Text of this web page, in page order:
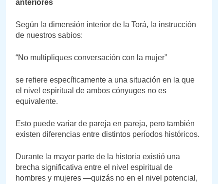
anteriores
Según la dimensión interior de la Torá, la instrucción
de nuestros sabios:
“No multipliques conversación con la mujer”
se refiere específicamente a una situación en la que
el nivel espiritual de ambos cónyuges no es
equivalente.
Esto puede variar de pareja en pareja, pero también
existen diferencias entre distintos períodos históricos.
Durante la mayor parte de la historia existió una
brecha significativa entre el nivel espiritual de
hombres y mujeres —quizás no en el nivel potencial,